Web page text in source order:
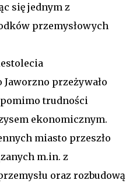
się jednym z
przemysłowych
przeżywało
trudności
ekonomicznym.
miasto przeszło
m.in. z
oraz rozbudową